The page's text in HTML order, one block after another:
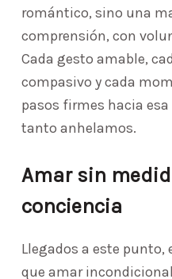
romántico, sino una
comprensión, con
Cada gesto amable,
compasivo y cada
pasos firmes hacia
tanto anhelamos.
Amar sin
conciencia
Llegados a este punto,
que amar